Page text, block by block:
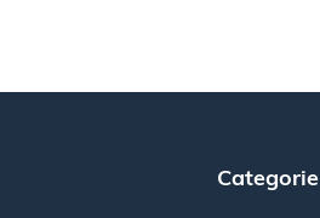
Categorie